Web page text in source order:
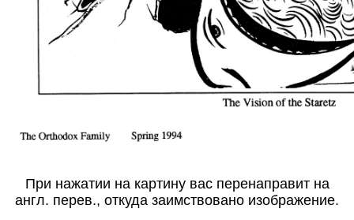
При нажатии на картину вас перенаправит на
англ. перев., откуда заимствовано изображение.